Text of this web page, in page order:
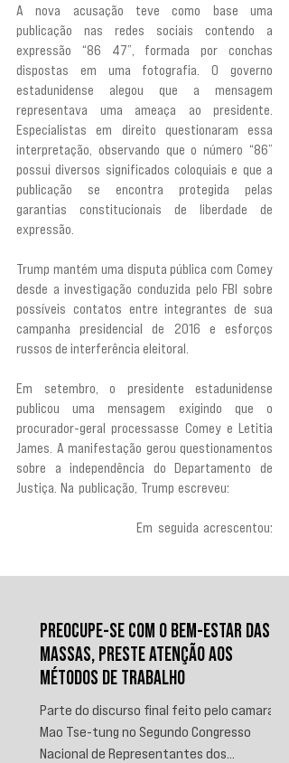
A nova acusação teve como base uma
publicação nas redes sociais contendo a
expressão “86 47”, formada por conchas
dispostas em uma fotografia. O governo
estadunidense alegou que a mensagem
representava uma ameaça ao presidente.
Especialistas em direito questionaram essa
interpretação, observando que o número “86”
possui diversos significados coloquiais e que a
publicação se encontra protegida pelas
garantias constitucionais de liberdade de
expressão.
Trump mantém uma disputa pública com Comey
desde a investigação conduzida pelo FBI sobre
possíveis contatos entre integrantes de sua
campanha presidencial de 2016 e esforços
russos de interferência eleitoral.
Em setembro, o presidente estadunidense
publicou uma mensagem exigindo que o
procurador-geral processasse Comey e Letitia
James. A manifestação gerou questionamentos
sobre a independência do Departamento de
Justiça. Na publicação, Trump escreveu:
PREOCUPE-SE COM O BEM-ESTAR DAS
MASSAS, PRESTE ATENÇÃO AOS
MÉTODOS DE TRABALHO
Parte do discurso final feito pelo camarada
Mao Tse-tung no Segundo Congresso
Nacional de Representantes dos